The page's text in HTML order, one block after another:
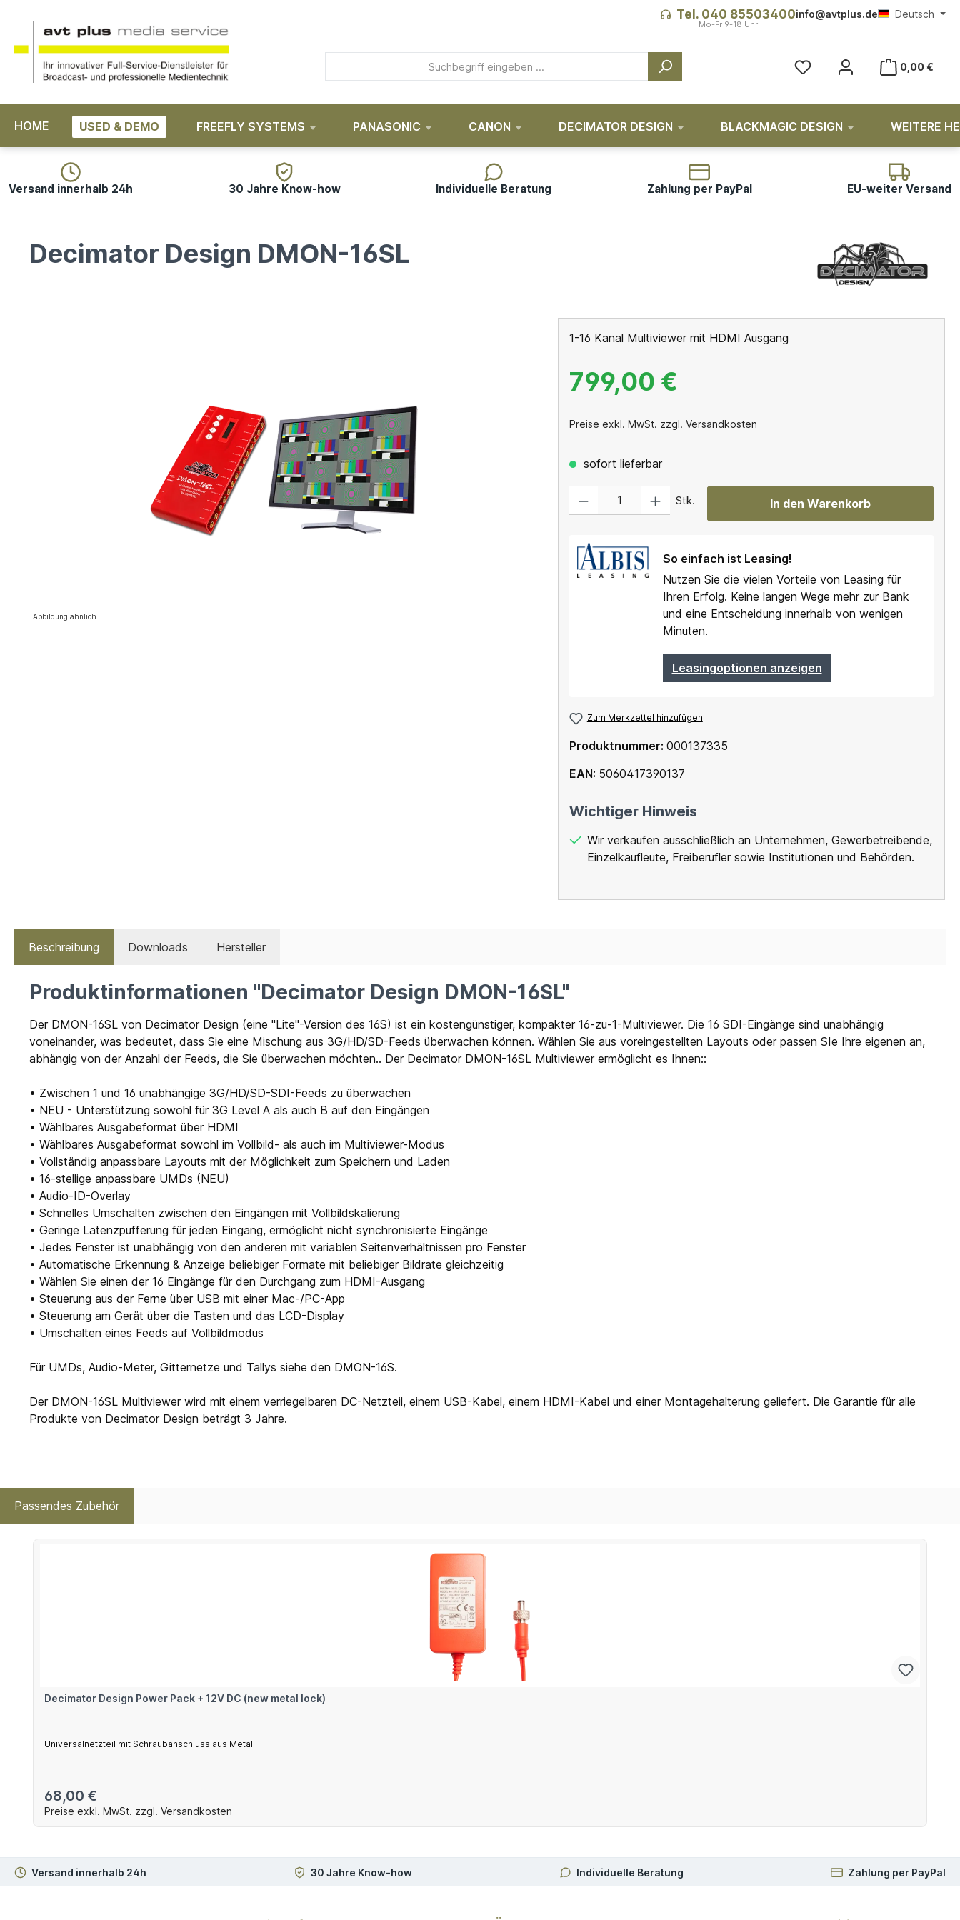
Deutsch
Tel. 040 85503400info@avtplus.de
0,00 €
HOME USED & DEMO FREEFLY SYSTEMS PANASONIC CANON DECIMATOR DESIGN BLACKMAGIC DESIGN WEITERE
Versand innerhalb 24h 30 Jahre Know-how Individuelle Beratung Zahlung per PayPal EU-weiter Versand
Decimator Design DMON-16SL
Abbildung ähnlich
1-16 Kanal Multiviewer mit HDMI Ausgang
799,00 €
Preise exkl. MwSt. zzgl. Versandkosten
sofort lieferbar
Stk. In den Warenkorb
So einfach ist Leasing!
Nutzen Sie die vielen Vorteile von Leasing für
Ihren Erfolg. Keine langen Wege mehr zur Bank
und eine Entscheidung innerhalb von wenigen
Minuten.
Leasingoptionen anzeigen
Zum Merkzettel hinzufügen
Produktnummer: 000137335
EAN: 5060417390137
Wichtiger Hinweis
Wir verkaufen ausschließlich an Unternehmen, Gewerbetreibende,
Einzelkaufleute, Freiberufler sowie Institutionen und Behörden.
Beschreibung Downloads Hersteller
Produktinformationen "Decimator Design DMON-16SL"
Der DMON-16SL von Decimator Design (eine "Lite"-Version des 16S) ist ein kostengünstiger, kompakter 16-zu-1-Multiviewer. Die 16 SDI-Eingänge sind unabhängig
voneinander, was bedeutet, dass Sie eine Mischung aus 3G/HD/SD-Feeds überwachen können. Wählen Sie aus voreingestellten Layouts oder passen SIe Ihre eigenen an,
abhängig von der Anzahl der Feeds, die Sie überwachen möchten.. Der Decimator DMON-16SL Multiviewer ermöglicht es Ihnen::
• Zwischen 1 und 16 unabhängige 3G/HD/SD-SDI-Feeds zu überwachen
• NEU - Unterstützung sowohl für 3G Level A als auch B auf den Eingängen
• Wählbares Ausgabeformat über HDMI
• Wählbares Ausgabeformat sowohl im Vollbild- als auch im Multiviewer-Modus
• Vollständig anpassbare Layouts mit der Möglichkeit zum Speichern und Laden
• 16-stellige anpassbare UMDs (NEU)
• Audio-ID-Overlay
• Schnelles Umschalten zwischen den Eingängen mit Vollbildskalierung
• Geringe Latenzpufferung für jeden Eingang, ermöglicht nicht synchronisierte Eingänge
• Jedes Fenster ist unabhängig von den anderen mit variablen Seitenverhältnissen pro Fenster
• Automatische Erkennung & Anzeige beliebiger Formate mit beliebiger Bildrate gleichzeitig
• Wählen Sie einen der 16 Eingänge für den Durchgang zum HDMI-Ausgang
• Steuerung aus der Ferne über USB mit einer Mac-/PC-App
• Steuerung am Gerät über die Tasten und das LCD-Display
• Umschalten eines Feeds auf Vollbildmodus
Für UMDs, Audio-Meter, Gitternetze und Tallys siehe den DMON-16S.
Der DMON-16SL Multiviewer wird mit einem verriegelbaren DC-Netzteil, einem USB-Kabel, einem HDMI-Kabel und einer Montagehalterung geliefert. Die Garantie für alle
Produkte von Decimator Design beträgt 3 Jahre.
Passendes Zubehör
Produktgalerie überspringen
Decimator Design Power Pack + 12V DC (new metal lock)
Universalnetzteil mit Schraubanschluss aus Metall
Regulärer Preis:
68,00 €
Preise exkl. MwSt. zzgl. Versandkosten
Versand innerhalb 24h 30 Jahre Know-how Individuelle Beratung Zahlung per PayPal